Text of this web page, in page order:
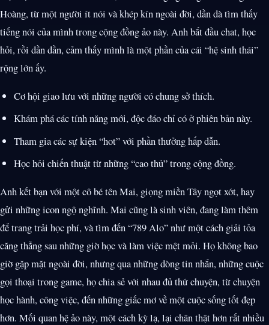
Hoàng, từ một người ít nói và khép kín ngoài đời, dần dà tìm thấy
tiếng nói của mình trong cộng đồng ảo này. Anh bắt đầu chat, học
hỏi, rồi dần dần, cảm thấy mình là một phần của cái “hệ sinh thái”
rộng lớn ấy.
Cơ hội giao lưu với những người có chung sở thích.
Khám phá các tính năng mới, độc đáo chỉ có ở phiên bản này.
Tham gia các sự kiện “hot” với phần thưởng hấp dẫn.
Học hỏi chiến thuật từ những “cao thủ” trong cộng đồng.
Anh kết bạn với một cô bé tên Mai, giọng miền Tây ngọt xớt, hay
gửi những icon ngộ nghĩnh. Mai cũng là sinh viên, đang làm thêm
để trang trải học phí, và tìm đến “789 Alo” như một cách giải tỏa
căng thẳng sau những giờ học và làm việc mệt mỏi. Họ không bao
giờ gặp mặt ngoài đời, nhưng qua những dòng tin nhắn, những cuộc
gọi thoại trong game, họ chia sẻ với nhau đủ thứ chuyện, từ chuyện
học hành, công việc, đến những giấc mơ về một cuộc sống tốt đẹp
hơn. Mối quan hệ ảo này, một cách kỳ lạ, lại chân thật hơn rất nhiều